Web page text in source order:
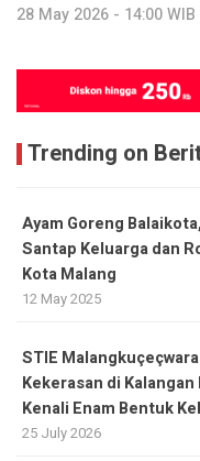
28 May 2026 - 14:00 WIB
Trending on
Ayam Goreng
Santap Keluarga dan
Kota Malang
12 May 2025
STIE
Kekerasan di
Kenali Enam Bentuk
25 July 2026